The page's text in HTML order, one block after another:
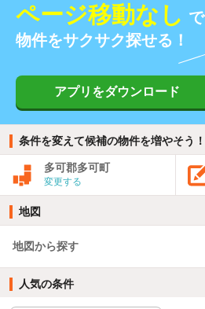
ページ移動なし で
物件をサクサク探せる！
アプリをダウンロード
条件を変えて候補の物件を増やそう！
多可郡多可町
変更する
地図
地図から探す
人気の条件